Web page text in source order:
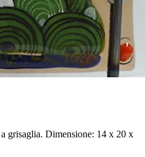
grisaglia. Dimensione: 14 x 20 x